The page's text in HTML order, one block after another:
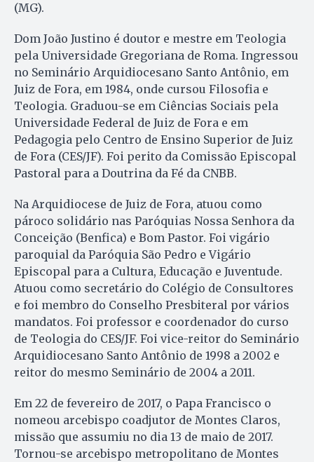
(MG).
Dom João Justino é doutor e mestre em Teologia
pela Universidade Gregoriana de Roma. Ingressou
no Seminário Arquidiocesano Santo Antônio, em
Juiz de Fora, em 1984, onde cursou Filosofia e
Teologia. Graduou-se em Ciências Sociais pela
Universidade Federal de Juiz de Fora e em
Pedagogia pelo Centro de Ensino Superior de Juiz
de Fora (CES/JF). Foi perito da Comissão Episcopal
Pastoral para a Doutrina da Fé da CNBB.
Na Arquidiocese de Juiz de Fora, atuou como
pároco solidário nas Paróquias Nossa Senhora da
Conceição (Benfica) e Bom Pastor. Foi vigário
paroquial da Paróquia São Pedro e Vigário
Episcopal para a Cultura, Educação e Juventude.
Atuou como secretário do Colégio de Consultores
e foi membro do Conselho Presbiteral por vários
mandatos. Foi professor e coordenador do curso
de Teologia do CES/JF. Foi vice-reitor do Seminário
Arquidiocesano Santo Antônio de 1998 a 2002 e
reitor do mesmo Seminário de 2004 a 2011.
Em 22 de fevereiro de 2017, o Papa Francisco o
nomeou arcebispo coadjutor de Montes Claros,
missão que assumiu no dia 13 de maio de 2017.
Tornou-se arcebispo metropolitano de Montes